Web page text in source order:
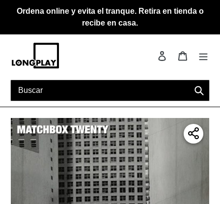
directamente
contenido
Ordena online y evita el tranque. Retira en tienda o
recibe en casa.
Ingresar Carrito